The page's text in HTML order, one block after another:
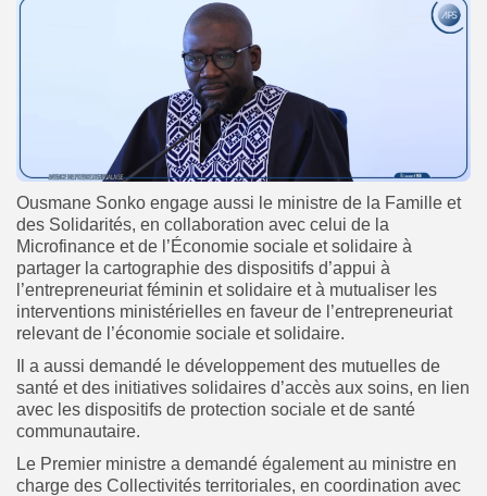
Ousmane Sonko engage aussi le ministre de la Famille et
des Solidarités, en collaboration avec celui de la
Microfinance et de l’Économie sociale et solidaire à
partager la cartographie des dispositifs d’appui à
l’entrepreneuriat féminin et solidaire et à mutualiser les
interventions ministérielles en faveur de l’entrepreneuriat
relevant de l’économie sociale et solidaire.
Il a aussi demandé le développement des mutuelles de
santé et des initiatives solidaires d’accès aux soins, en lien
avec les dispositifs de protection sociale et de santé
communautaire.
Le Premier ministre a demandé également au ministre en
charge des Collectivités territoriales, en coordination avec